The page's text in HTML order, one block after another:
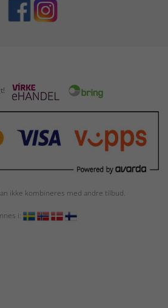
ikke kombineres med andre tilbud.
i: